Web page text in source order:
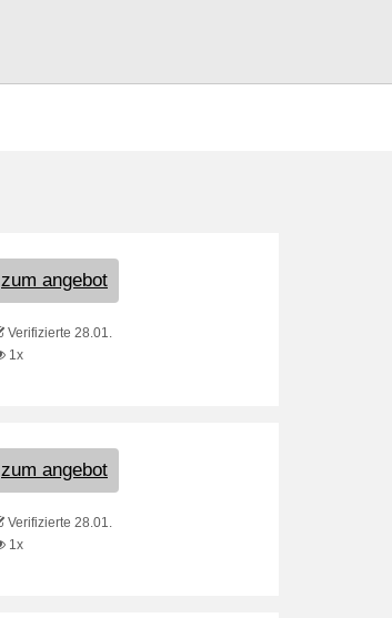
zum angebot
Verifizierte 28.01.
1x
zum angebot
Verifizierte 28.01.
1x